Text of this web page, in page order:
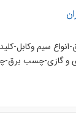
انواع سيم وكابل-
و گازي-چسب برق-